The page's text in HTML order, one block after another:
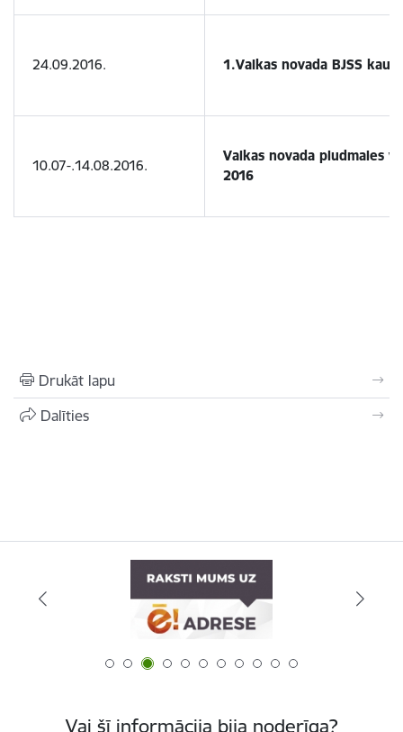
24.09.2016. 1.Valkas novada BJSS
10.07-.14.08.2016.
Valkas novada pludmales
2016
Drukāt lapu
Dalīties
Vai šī informācija bija noderīga?